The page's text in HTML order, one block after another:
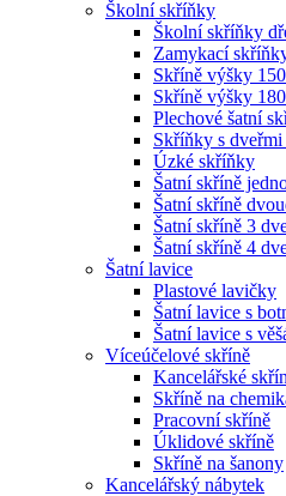
Školní skříňky
Školní skříňky
Zamykací
Skříně výšky
Skříně výšky
Plechové šatní
Skříňky s dveřmi
Úzké skříňky
Šatní skříně
Šatní skříně
Šatní skříně 3
Šatní skříně 4
Šatní lavice
Plastové lavičky
Šatní lavice s
Šatní lavice s
Víceúčelové skříně
Kancelářské
Skříně na
Pracovní skříně
Úklidové skříně
Skříně na šanony
Kancelářský nábytek